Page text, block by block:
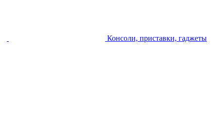
Консоли, приставки, гаджеты